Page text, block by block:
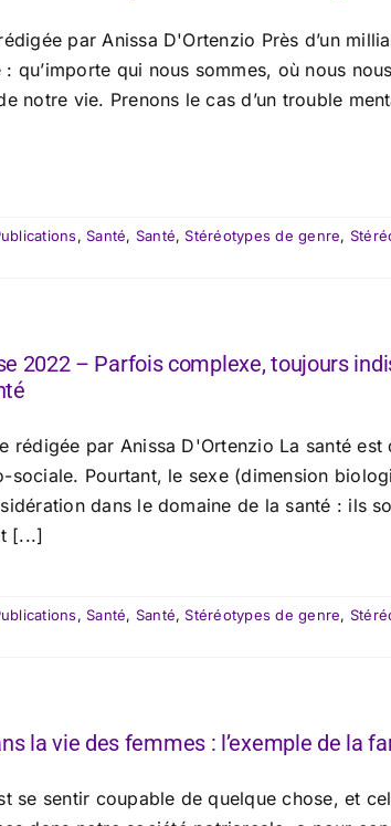
par Anissa D'Ortenzio Près d’un
: qu’importe qui nous sommes, où nous
notre vie. Prenons le cas d’un trouble
,Santé, Santé,Stéréotypes de genre,
2022 – Parfois complexe, toujours
rédigée par Anissa D'Ortenzio La santé
sociale. Pourtant, le sexe (dimension
dans le domaine de la santé : ils
[...]
,Santé, Santé,Stéréotypes de genre,
la vie des femmes : l’exemple de la
se sentir coupable de quelque chose, et